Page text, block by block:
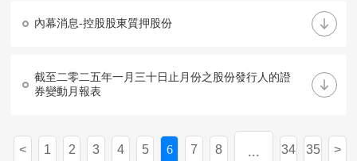
內幕消息-控股股東質押股份
截至二零二五年一月三十日止月份之股份發行人的證
券變動月報表
1 2 3 4 5 6 7 8 ... 34 35